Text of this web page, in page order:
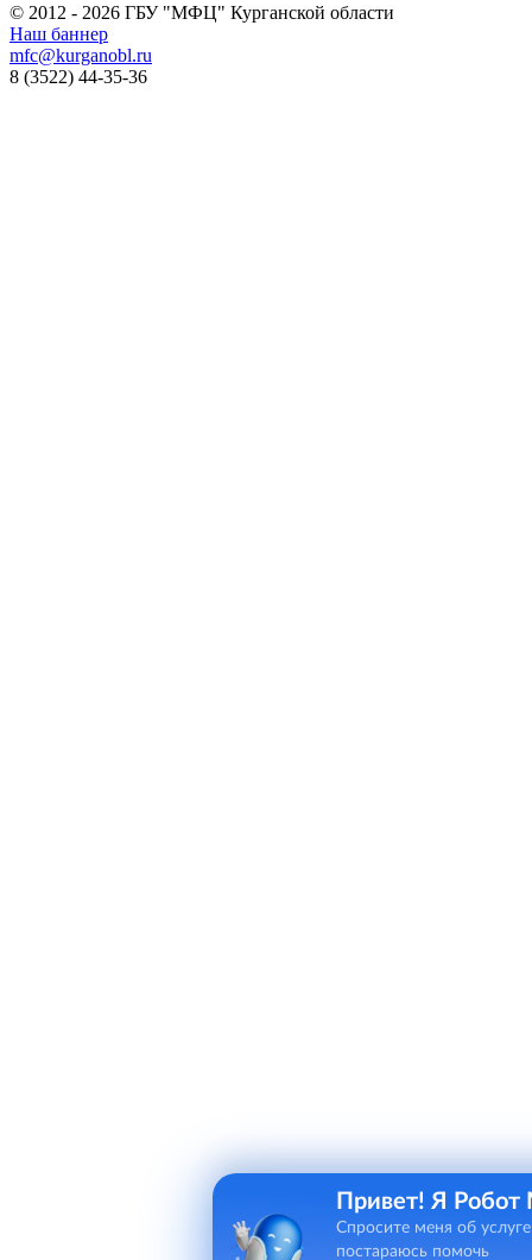
© 2012 - 2026 ГБУ "МФЦ" Курганской области
Наш баннер
mfc@kurganobl.ru
8 (3522) 44-35-36
Привет! Я Робот
Спросите меня об
постараюсь помочь